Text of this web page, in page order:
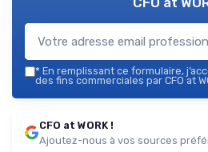
* En remplissant ce formulaire,
des fins commerciales par CFO at
CFO at WORK !
Ajoutez-nous à vos sources